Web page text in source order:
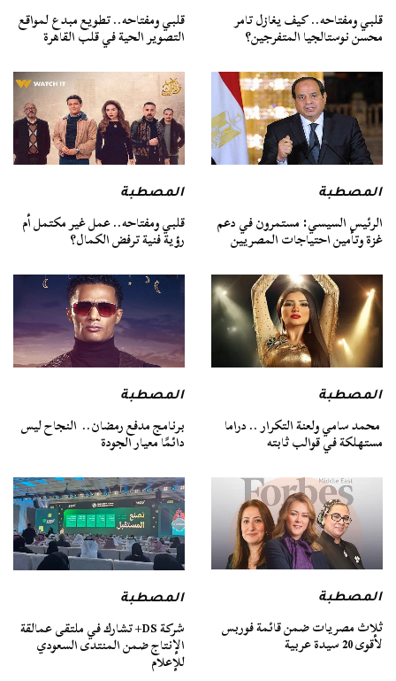
قلبي ومفتاحه.. كيف يغازل تامر
محسن نوستالجيا المتفرجين؟
قلبي ومفتاحه.. تطويع مبدع لمواقع
التصوير الحية في قلب القاهرة
المصطبة
الرئيس السيسي: مستمرون في دعم
غزة وتأمين احتياجات المصريين
المصطبة
قلبي ومفتاحه.. عمل غير مكتمل أم
رؤية فنية ترفض الكمال؟
المصطبة
محمد سامي ولعنة التكرار .. دراما
مستهلكة في قوالب ثابته
المصطبة
برنامج مدفع رمضان.. النجاح ليس
دائمًا معيار الجودة
المصطبة
ثلاث مصريات ضمن قائمة فوربس
لأقوى 20 سيدة عربية
المصطبة
شركة DS+ تشارك في ملتقى عمالقة
الإنتاج ضمن المنتدى السعودي
للإعلام